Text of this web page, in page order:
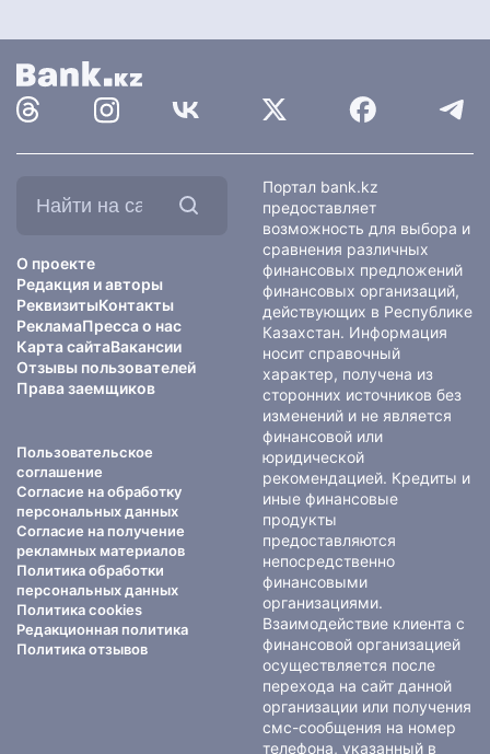
О проекте
Редакция и авторы
РеквизитыКонтакты
РекламаПресса о нас
Карта сайтаВакансии
Отзывы пользователей
Права заемщиков
Пользовательское
соглашение
Согласие на обработку
персональных данных
Согласие на получение
рекламных материалов
Политика обработки
персональных данных
Политика cookies
Редакционная политика
Политика отзывов
Портал bank.kz
предоставляет
возможность для выбора и
сравнения различных
финансовых предложений
финансовых организаций,
действующих в Республике
Казахстан. Информация
носит справочный
характер, получена из
сторонних источников без
изменений и не является
финансовой или
юридической
рекомендацией. Кредиты и
иные финансовые
продукты
предоставляются
непосредственно
финансовыми
организациями.
Взаимодействие клиента с
финансовой организацией
осуществляется после
перехода на сайт данной
организации или получения
смс-сообщения на номер
телефона, указанный в